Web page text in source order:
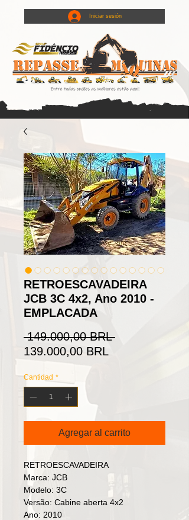
Iniciar sesión
RETROESCAVADEIRA
JCB 3C 4x2, Ano 2010 -
EMPLACADA
149.000,00 BRL Precio
139.000,00 BRL
Cantidad *
Agregar al carrito
RETROESCAVADEIRA
Marca: JCB
Modelo: 3C
Versão: Cabine aberta 4x2
Ano: 2010